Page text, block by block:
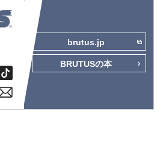
brutus.jp
BRUTUSの本